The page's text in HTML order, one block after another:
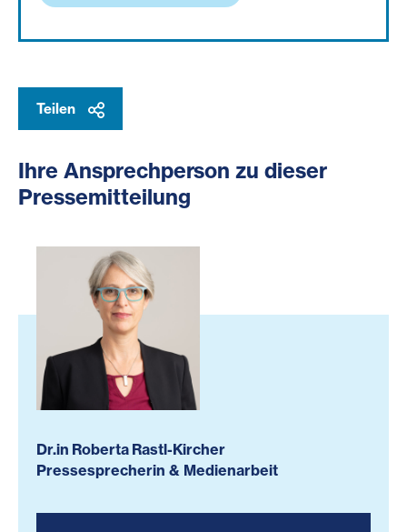
Teilen
Ihre Ansprechperson zu dieser
Pressemitteilung
Dr.in Roberta Rastl-Kircher
Pressesprecherin & Medienarbeit